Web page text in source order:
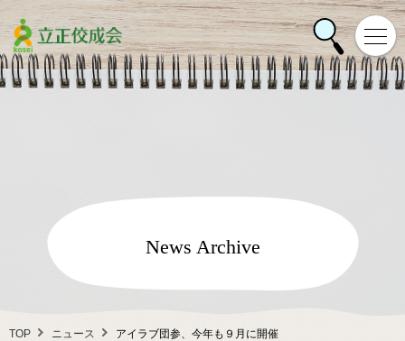
News Archive
TOP ニュース アイラブ団参、今年も９月に開催